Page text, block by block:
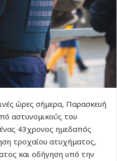
ώρες σήμερα, Παρασκευή
αστυνομικούς του
43χρονος ημεδαπός
τροχαίου ατυχήματος,
και οδήγηση υπό την